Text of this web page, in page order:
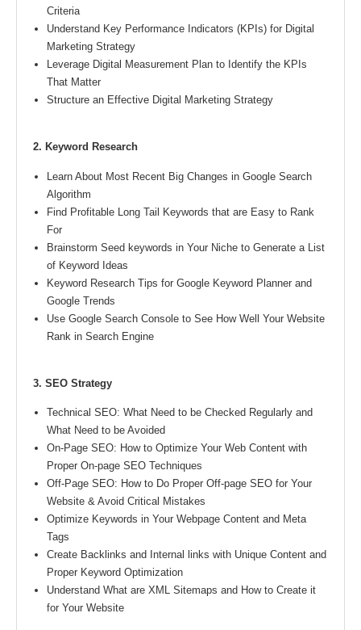
Criteria
Understand Key Performance Indicators (KPIs) for Digital
Marketing Strategy
Leverage Digital Measurement Plan to Identify the KPIs
That Matter
Structure an Effective Digital Marketing Strategy
2. Keyword Research
Learn About Most Recent Big Changes in Google Search
Algorithm
Find Profitable Long Tail Keywords that are Easy to Rank
For
Brainstorm Seed keywords in Your Niche to Generate a List
of Keyword Ideas
Keyword Research Tips for Google Keyword Planner and
Google Trends
Use Google Search Console to See How Well Your Website
Rank in Search Engine
3. SEO Strategy
Technical SEO: What Need to be Checked Regularly and
What Need to be Avoided
On-Page SEO: How to Optimize Your Web Content with
Proper On-page SEO Techniques
Off-Page SEO: How to Do Proper Off-page SEO for Your
Website & Avoid Critical Mistakes
Optimize Keywords in Your Webpage Content and Meta
Tags
Create Backlinks and Internal links with Unique Content and
Proper Keyword Optimization
Understand What are XML Sitemaps and How to Create it
for Your Website